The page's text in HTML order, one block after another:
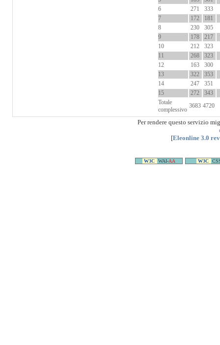
6
271
333
7
172
181
8
230
305
9
178
217
10
212
323
11
268
323
12
163
300
13
322
353
14
247
351
15
272
343
Totale
complessivo
3683 4720
Per rendere questo servizio
[Eleonline 3.0
W3C WAI-AA W3C